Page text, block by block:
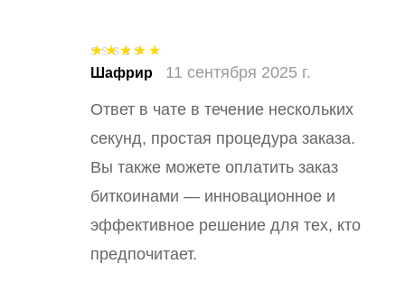
Оценка5из
Шафрир 11 сентября 2025 г.
Ответ в чате в течение нескольких
секунд, простая процедура заказа.
Вы также можете оплатить заказ
биткоинами — инновационное и
эффективное решение для тех, кто
предпочитает.